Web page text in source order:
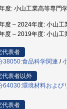
度: 小山工業高等専門
度 – 2024年度: 小山工
度 – 2019年度: 小山工
代表者
38050:食品科学関連 /
代表者以外
64030:環境材料および
代表者